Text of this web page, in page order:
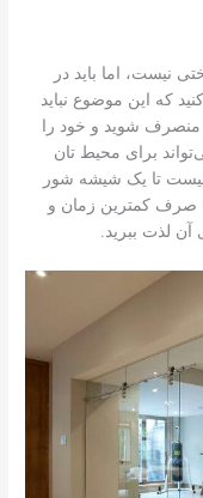
نیست، اما باید در
که این موضوع نباید
منصرف شوید و خود را
برای محیط تان
تا یک شیشه شور
صرف کمترین زمان و
آن لذت ببرید.